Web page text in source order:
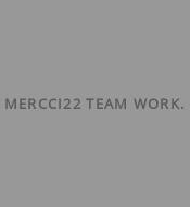
MERCCI22 TEAM WORK.